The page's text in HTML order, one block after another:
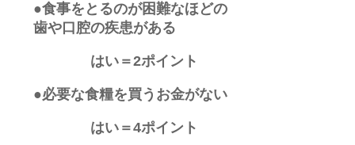
●食事をとるのが困難なほどの
歯や口腔の疾患がある
はい＝2ポイント
●必要な食糧を買うお金がない
はい＝4ポイント